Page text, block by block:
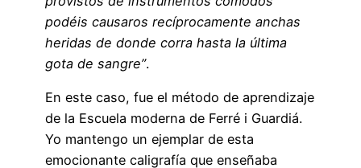
podéis causaros recíprocamente anchas
heridas de donde corra hasta la última
gota de sangre”.
En este caso, fue el método de aprendizaje
de la Escuela moderna de Ferré i Guardiá.
Yo mantengo un ejemplar de esta
emocionante caligrafía que enseñaba